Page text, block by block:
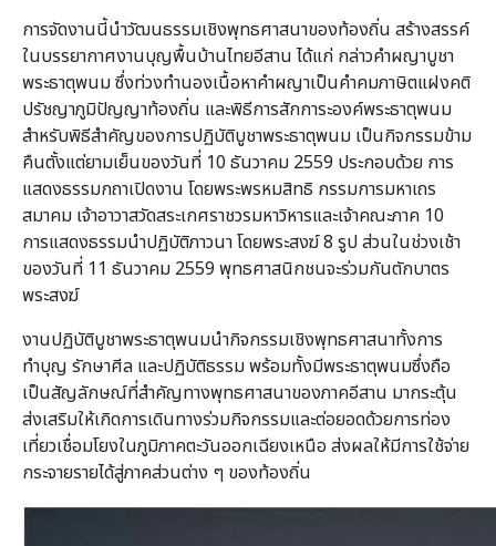
การจัดงานนี้นำวัฒนธรรมเชิงพุทธศาสนาของท้องถิ่น สร้างสรรค์
ในบรรยากาศงานบุญพื้นบ้านไทยอีสาน ได้แก่ กล่าวคำผญาบูชา
พระธาตุพนม ซึ่งท่วงทำนองเนื้อหาคำผญาเป็นคำคมภาษิตแฝงคติ
ปรัชญาภูมิปัญญาท้องถิ่น และพิธีการสักการะองค์พระธาตุพนม
สำหรับพิธีสำคัญของการปฏิบัติบูชาพระธาตุพนม เป็นกิจกรรมข้าม
คืนตั้งแต่ยามเย็นของวันที่ 10 ธันวาคม 2559 ประกอบด้วย การ
แสดงธรรมกถาเปิดงาน โดยพระพรหมสิทธิ กรรมการมหาเถร
สมาคม เจ้าอาวาสวัดสระเกศราชวรมหาวิหารและเจ้าคณะภาค 10
การแสดงธรรมนำปฏิบัติภาวนา โดยพระสงฆ์ 8 รูป ส่วนในช่วงเช้า
ของวันที่ 11 ธันวาคม 2559 พุทธศาสนิกชนจะร่วมกันตักบาตร
พระสงฆ์
งานปฏิบัติบูชาพระธาตุพนมนำกิจกรรมเชิงพุทธศาสนาทั้งการ
ทำบุญ รักษาศีล และปฏิบัติธรรม พร้อมทั้งมีพระธาตุพนมซึ่งถือ
เป็นสัญลักษณ์ที่สำคัญทางพุทธศาสนาของภาคอีสาน มากระตุ้น
ส่งเสริมให้เกิดการเดินทางร่วมกิจกรรมและต่อยอดด้วยการท่อง
เที่ยวเชื่อมโยงในภูมิภาคตะวันออกเฉียงเหนือ ส่งผลให้มีการใช้จ่าย
กระจายรายได้สู่ภาคส่วนต่าง ๆ ของท้องถิ่น